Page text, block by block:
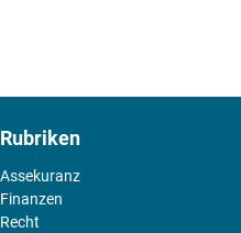
Rubriken
Assekuranz
Finanzen
Recht